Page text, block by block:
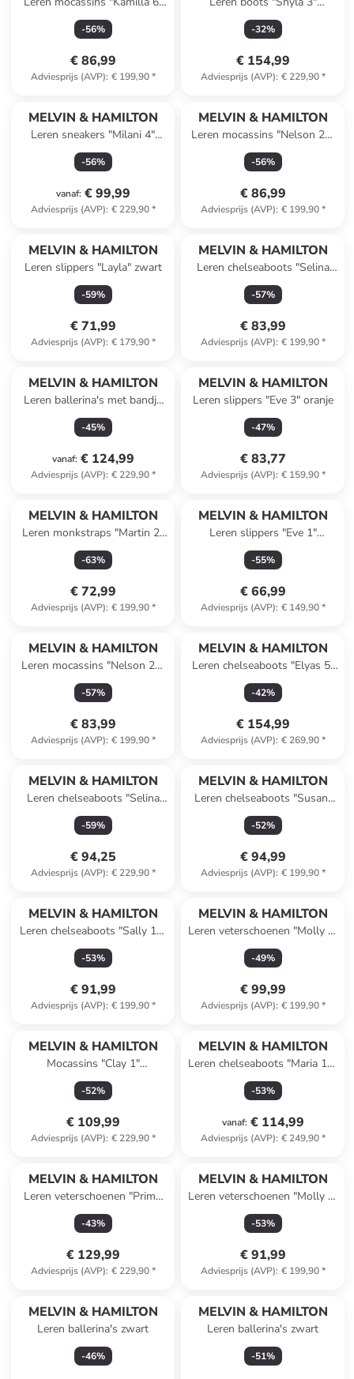
zwart
-56%
€ 86,99
Adviesprijs (AVP): € 199,90*
donkerblauw
-32%
€ 154,99
Adviesprijs (AVP): € 229,90*
MELVIN & HAMILTON
Leren sneakers "Milani 4"
zwart/wit
-56%
vanaf: € 99,99
Adviesprijs (AVP): € 229,90*
MELVIN & HAMILTON
Leren mocassins "Nelson 20"
zwart
-56%
€ 86,99
Adviesprijs (AVP): € 199,90*
MELVIN & HAMILTON
Leren slippers "Layla" zwart
-59%
€ 71,99
Adviesprijs (AVP): € 179,90*
MELVIN & HAMILTON
Leren chelseaboots "Selina
29" bruin/donkerblauw
-57%
€ 83,99
Adviesprijs (AVP): € 199,90*
MELVIN & HAMILTON
Leren ballerina's met bandje
"Bexley 10" zwart
-45%
vanaf: € 124,99
Adviesprijs (AVP): € 229,90*
MELVIN & HAMILTON
Leren slippers "Eve 3" oranje
-47%
€ 83,77
Adviesprijs (AVP): € 159,90*
MELVIN & HAMILTON
Leren monkstraps "Martin 2"
zwart
-63%
€ 72,99
Adviesprijs (AVP): € 199,90*
MELVIN & HAMILTON
Leren slippers "Eve 1"
zilverkleurig
-55%
€ 66,99
Adviesprijs (AVP): € 149,90*
MELVIN & HAMILTON
Leren mocassins "Nelson 21"
blauw
-57%
€ 83,99
Adviesprijs (AVP): € 199,90*
MELVIN & HAMILTON
Leren chelseaboots "Elyas 5"
rood
-42%
€ 154,99
Adviesprijs (AVP): € 269,90*
MELVIN & HAMILTON
Leren chelseaboots "Selina
29" meerkleurig
-59%
€ 94,25
Adviesprijs (AVP): € 229,90*
MELVIN & HAMILTON
Leren chelseaboots "Susan"
zwart
-52%
€ 94,99
Adviesprijs (AVP): € 199,90*
MELVIN & HAMILTON
Leren chelseaboots "Sally 16"
bruin
-53%
€ 91,99
Adviesprijs (AVP): € 199,90*
MELVIN & HAMILTON
Leren veterschoenen "Molly 2"
grijs/zilverkleurig/beige
-49%
€ 99,99
Adviesprijs (AVP): € 199,90*
MELVIN & HAMILTON
Mocassins "Clay 1"
donkerblauw
-52%
€ 109,99
Adviesprijs (AVP): € 229,90*
MELVIN & HAMILTON
Leren chelseaboots "Maria 15"
zwart
-53%
vanaf: € 114,99
Adviesprijs (AVP): € 249,90*
MELVIN & HAMILTON
Leren veterschoenen "Primo
2" zwart
-43%
€ 129,99
Adviesprijs (AVP): € 229,90*
MELVIN & HAMILTON
Leren veterschoenen "Molly 2"
paars/lichtroze/beige
-53%
€ 91,99
Adviesprijs (AVP): € 199,90*
MELVIN & HAMILTON
Leren ballerina's zwart
-46%
MELVIN & HAMILTON
Leren ballerina's zwart
-51%